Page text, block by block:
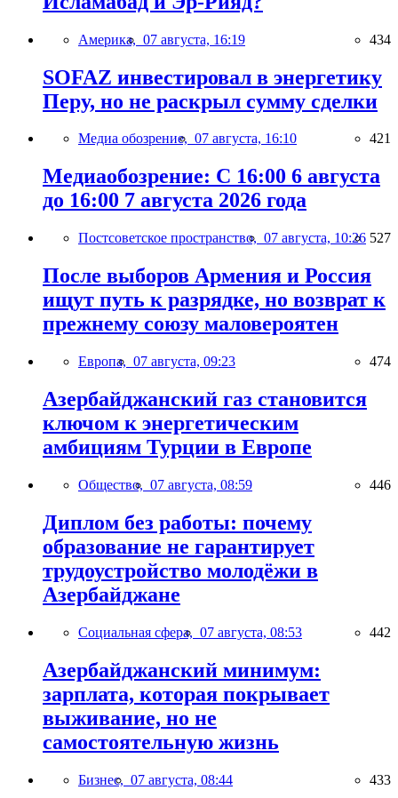
Америка, 07 августа, 16:19 434
SOFAZ инвестировал в энергетику
Перу, но не раскрыл сумму сделки
Медиа обозрение, 07 августа, 16:10 421
Медиаобозрение: С 16:00 6 августа
до 16:00 7 августа 2026 года
Постсоветское пространство, 07 августа, 10:26 527
После выборов Армения и Россия
ищут путь к разрядке, но возврат к
прежнему союзу маловероятен
Европа, 07 августа, 09:23 474
Азербайджанский газ становится
ключом к энергетическим
амбициям Турции в Европе
Общество, 07 августа, 08:59 446
Диплом без работы: почему
образование не гарантирует
трудоустройство молодёжи в
Азербайджане
Социальная сфера, 07 августа, 08:53 442
Азербайджанский минимум:
зарплата, которая покрывает
выживание, но не
самостоятельную жизнь
Бизнес, 07 августа, 08:44 433